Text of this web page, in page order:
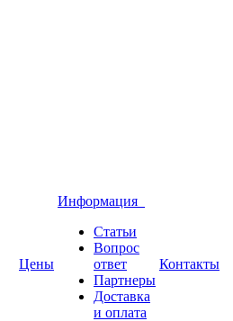
Цены
Информация
Статьи
Вопрос
ответ
Партнеры
Доставка
и оплата
Контакты